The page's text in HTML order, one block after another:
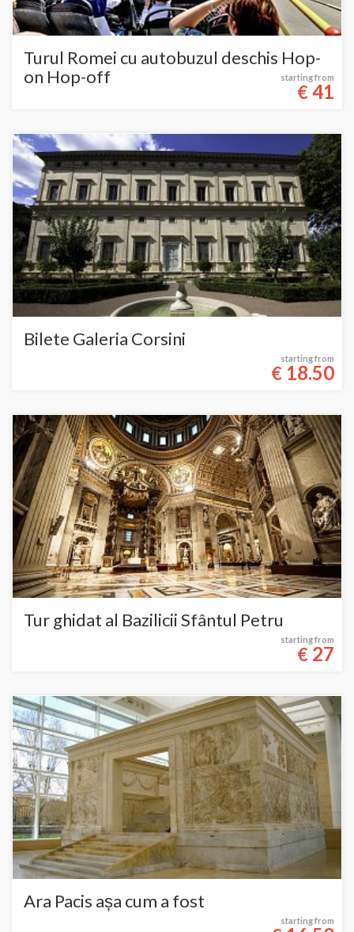
Turul Romei cu autobuzul deschis Hop-
on Hop-off
starting from
€41
Bilete Galeria Corsini
starting from
€ 18.50
Tur ghidat al Bazilicii Sfântul Petru
starting from
€ 27
Ara Pacis așa cum a fost
starting from